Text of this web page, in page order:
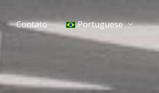
Contato Portuguese